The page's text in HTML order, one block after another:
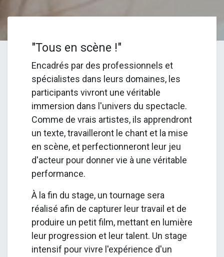
"Tous en scène !"
Encadrés par des professionnels et
spécialistes dans leurs domaines, les
participants vivront une véritable
immersion dans l'univers du spectacle.
Comme de vrais artistes, ils apprendront
un texte, travailleront le chant et la mise
en scène, et perfectionneront leur jeu
d'acteur pour donner vie à une véritable
performance.
À la fin du stage, un tournage sera
réalisé afin de capturer leur travail et de
produire un petit film, mettant en lumière
leur progression et leur talent. Un stage
intensif pour vivre l'expérience d'un